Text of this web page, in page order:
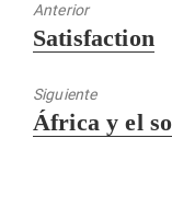
Anterior
Entrada
Satisfaction
Siguiente
Entrada
África y el